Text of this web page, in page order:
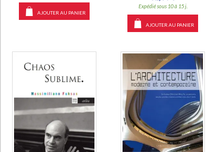
AJOUTER AU PANIER
Expédié sous 10 à 15 j.
AJOUTER AU PANIER